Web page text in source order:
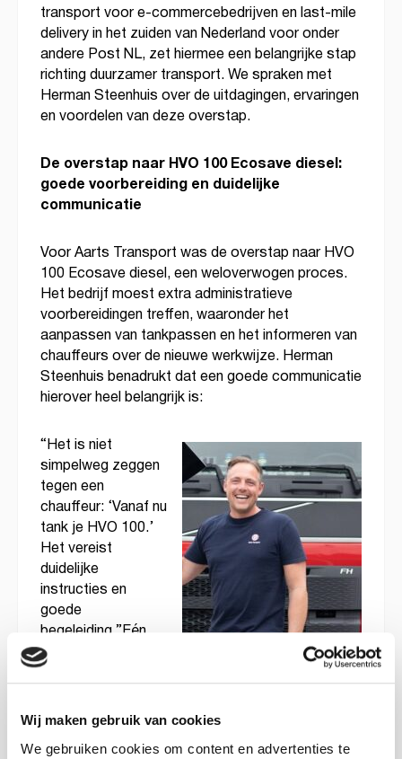
Wij maken gebruik van cookies
We gebruiken cookies om content en advertenties te
transport voor e-commercebedrijven en last-mile
delivery in het zuiden van Nederland voor onder
andere Post NL, zet hiermee een belangrijke stap
richting duurzamer transport. We spraken met
Herman Steenhuis over de uitdagingen, ervaringen
en voordelen van deze overstap.
De overstapnaar HVO 100 Ecosave diesel:
goede voorbereiding en duidelijke
communicatie
Voor Aarts Transport was de overstap naar HVO
100 Ecosave diesel, een weloverwogen proces.
Het bedrijf moest extra administratieve
voorbereidingen treffen, waaronder het
aanpassen van tankpassen en het informeren van
chauffeurs over de nieuwe werkwijze. Herman
Steenhuis benadrukt dat een goede communicatie
hierover heel belangrijk is:
“Het is niet
simpelweg zeggen
tegen een
chauffeur: ‘Vanaf nu
tank je HVO 100.’
Het vereist
duidelijke
instructies en
goede
begeleiding.”Eén
van de technische
uitdagingen was het
verschillende tankinstallaties. Er waren in het begin